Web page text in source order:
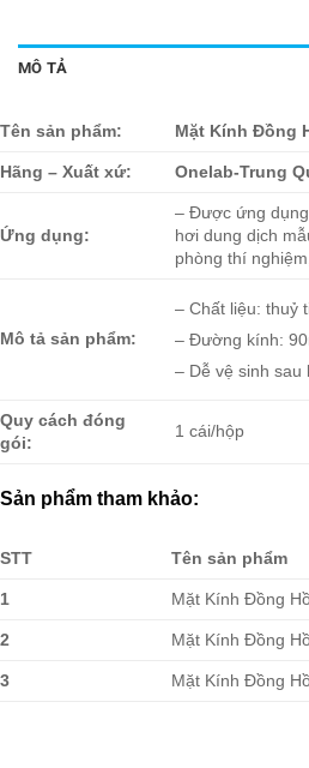
MÔ TẢ
Tên sản phẩm: Mặt Kính Đồng
Hãng – Xuất xứ: Onelab-Trung
Ứng dụng:
– Được ứng
hơi dung dịch
phòng thí
Mô tả sản phẩm:
– Chất liệu: thuỷ
– Đường kính:
– Dễ vệ sinh sau
Quy cách đóng
gói:
1 cái/hộp
Sản phẩm tham khảo:
STT Tên sản phẩm
1 Mặt Kính Đồng
2 Mặt Kính Đồng
3 Mặt Kính Đồng